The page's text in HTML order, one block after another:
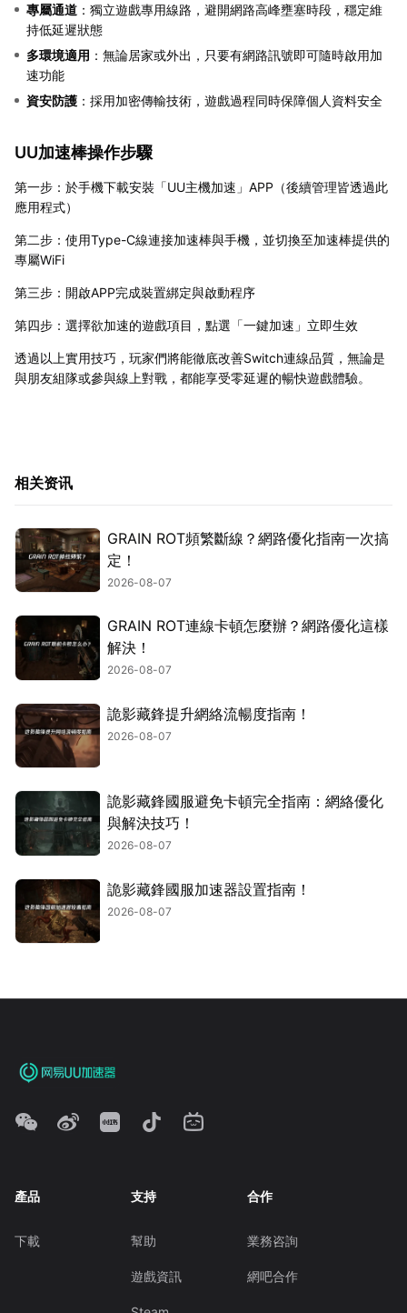
專屬通道 ：獨立遊戲專用線路，避開網路高峰壅塞時段，穩定維
持低延遲狀態
多環境適用 ：無論居家或外出，只要有網路訊號即可隨時啟用加
速功能
資安防護 ：採用加密傳輸技術，遊戲過程同時保障個人資料安全
UU加速棒操作步驟
第一步：於手機下載安裝「UU主機加速」APP（後續管理皆透過此
應用程式）
第二步：使用Type-C線連接加速棒與手機，並切換至加速棒提供的
專屬WiFi
第三步：開啟APP完成裝置綁定與啟動程序
第四步：選擇欲加速的遊戲項目，點選「一鍵加速」立即生效
透過以上實用技巧，玩家們將能徹底改善Switch連線品質，無論是
與朋友組隊或參與線上對戰，都能享受零延遲的暢快遊戲體驗。
相关资讯
GRAIN ROT頻繁斷線？網路優化指南一次搞
定！
2026-08-07
GRAIN ROT連線卡頓怎麼辦？網路優化這樣
解決！
2026-08-07
詭影藏鋒提升網絡流暢度指南！
2026-08-07
詭影藏鋒國服避免卡頓完全指南：網絡優化
與解決技巧！
2026-08-07
詭影藏鋒國服加速器設置指南！
2026-08-07
產品
下載
支持
幫助
遊戲資訊
合作
業務咨詢
網吧合作